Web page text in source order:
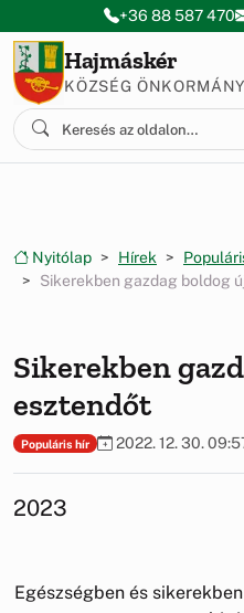
Ugrás a menüre
Ugrás a tartalomra
+36 88 587 470
Hajmáskér
KÖZSÉG
Nyitólap Hírek
Sikerekben gazdag boldog
Sikerekben
esztendőt
Populáris hír 2022. 12. 30.
2023
Egészségben és